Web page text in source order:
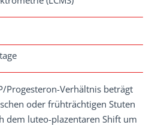
Progesteron-Verhältnis beträgt
oder frühträchtigen Stuten
dem luteo-plazentaren Shift um